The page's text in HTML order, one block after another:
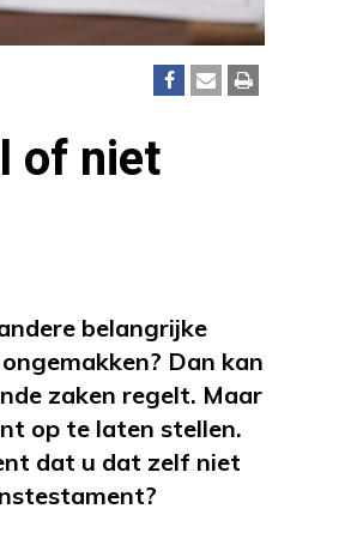
of niet
belangrijke
Dan kan
zaken regelt. Maar
op te laten stellen.
dat u dat zelf niet